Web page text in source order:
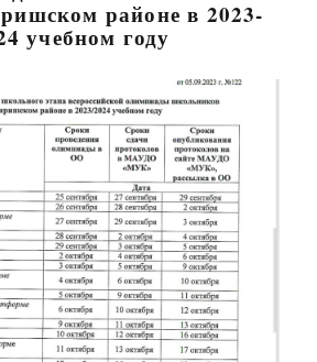
районе в 2023-
учебном году